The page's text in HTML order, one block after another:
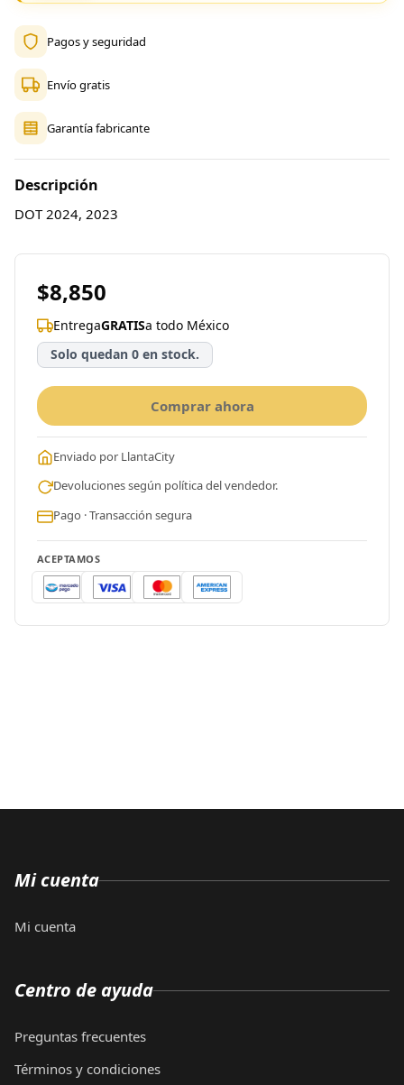
Pagos y seguridad
Envío gratis
Garantía fabricante
Descripción
DOT 2024, 2023
$8,850
EntregaGRATISa todo México
Solo quedan 0 en stock.
Comprar ahora
Enviado por LlantaCity
Devoluciones según política del vendedor.
Pago · Transacción segura
ACEPTAMOS
Mi cuenta
Mi cuenta
Centro de ayuda
Preguntas frecuentes
Términos y condiciones